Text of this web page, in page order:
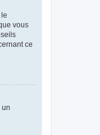
vous
ce
un